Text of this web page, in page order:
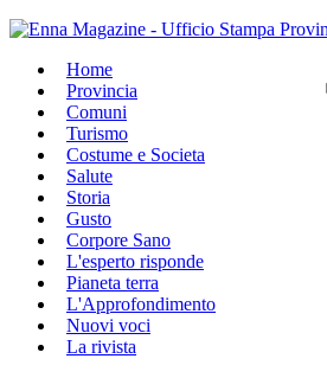
Home
Provincia
Comuni
Turismo
Costume e Societa
Salute
Storia
Gusto
Corpore Sano
L'esperto risponde
Pianeta terra
L'Approfondimento
Nuovi voci
La rivista